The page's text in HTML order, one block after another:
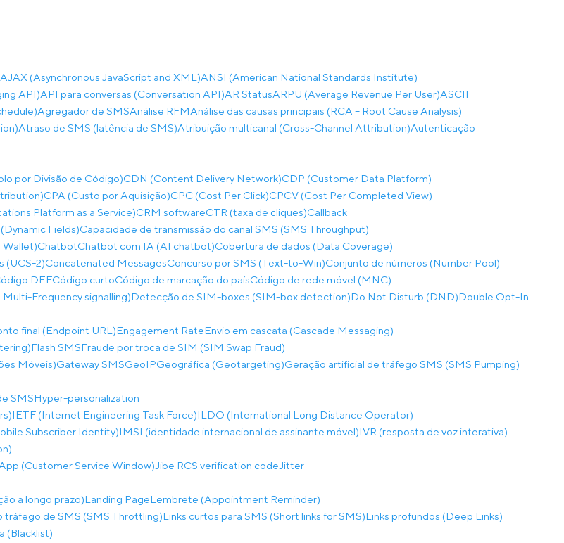
AJAX (Asynchronous JavaScript and XML)ANSI (American National Standards Institute)
API)API para conversas (Conversation API)AR StatusARPU (Average Revenue Per User)ASCII
Agregador de SMSAnálise RFMAnálise das causas principais (RCA – Root Cause Analysis)
Atraso de SMS (latência de SMS)Atribuição multicanal (Cross-Channel Attribution)Autenticação
por Divisão de Código)CDN (Content Delivery Network)CDP (Customer Data Platform)
CPA (Custo por Aquisição)CPC (Cost Per Click)CPCV (Cost Per Completed View)
Platform as a Service)CRM softwareCTR (taxa de cliques)Callback
Fields)Capacidade de transmissão do canal SMS (SMS Throughput)
Wallet)ChatbotChatbot com IA (AI chatbot)Cobertura de dados (Data Coverage)
(UCS-2)Concatenated MessagesConcurso por SMS (Text-to-Win)Conjunto de números (Number Pool)
DEFCódigo curtoCódigo de marcação do paísCódigo de rede móvel (MNC)
Frequency signalling)Detecção de SIM-boxes (SIM-box detection)Do Not Disturb (DND)Double Opt-In
final (Endpoint URL)Engagement RateEnvio em cascata (Cascade Messaging)
Flash SMSFraude por troca de SIM (SIM Swap Fraud)
Móveis)Gateway SMSGeoIPGeográfica (Geotargeting)Geração artificial de tráfego SMS (SMS Pumping)
SMSHyper-personalization
IETF (Internet Engineering Task Force)ILDO (International Long Distance Operator)
Subscriber Identity)IMSI (identidade internacional de assinante móvel)IVR (resposta de voz interativa)
(Customer Service Window)Jibe RCS verification codeJitter
a longo prazo)Landing PageLembrete (Appointment Reminder)
tráfego de SMS (SMS Throttling)Links curtos para SMS (Short links for SMS)Links profundos (Deep Links)
(Blacklist)